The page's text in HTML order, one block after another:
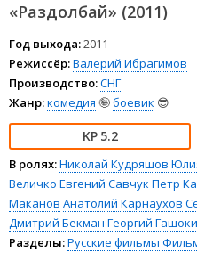
«Раздолбай» (2011)
Год выхода:2011
Режиссёр:Валерий Ибрагимов
Производство:СНГ
Жанр:комедия 🤪боевик 😎
5.2
В ролях:Николай Кудряшов
Величко Евгений Савчук Петр
Маканов Анатолий Карнаухов
Дмитрий Бекман Георгий
Разделы:Русские фильмы